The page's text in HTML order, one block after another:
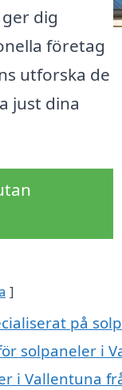
dig
företag
utforska de
just dina
på
solpaneler i
i Vallentuna